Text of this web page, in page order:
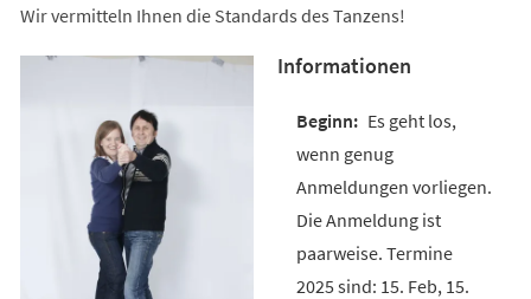
Wir vermitteln Ihnen die Standards des Tanzens!
Informationen
Es geht los,
wenn genug
Anmeldungen vorliegen.
Die Anmeldung ist
paarweise. Termine
2025 sind: 15. Feb, 15.